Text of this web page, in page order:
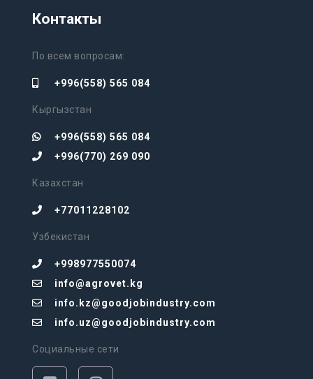
Контакты
По всем вопросам:
+996(558) 565 084
Кыргызстан
+996(558) 565 084
+996(770) 269 090
Казахстан
+77011228102
Узбекистан
+998977550074
info@agrovet.kg
info.kz@goodjobindustry.com
info.uz@goodjobindustry.com
Социальные сети